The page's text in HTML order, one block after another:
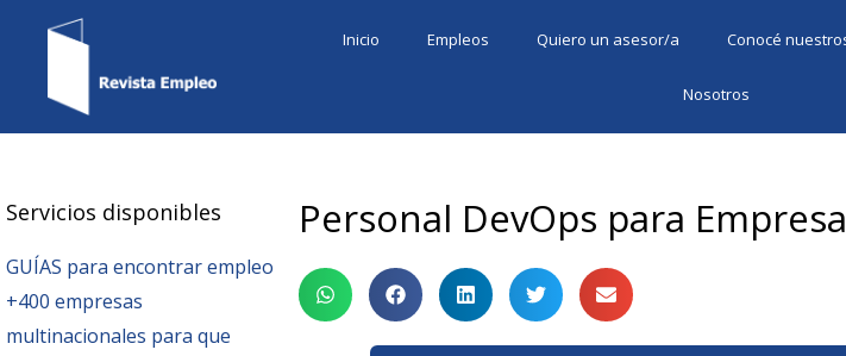
Inicio Empleos Quiero un asesor/a Conocé
Nosotros
Servicios disponibles
GUÍAS para encontrar empleo
+400 empresas
multinacionales para que
Personal DevOps para